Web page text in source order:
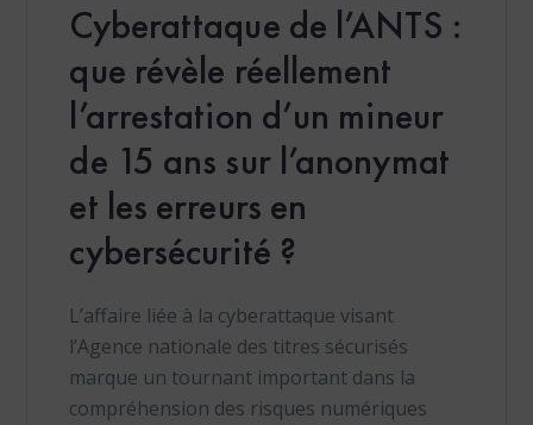
Cyberattaque de l’ANTS :
que révèle réellement
l’arrestation d’un mineur
de 15 ans sur l’anonymat
et les erreurs en
cybersécurité ?
L’affaire liée à la cyberattaque visant
l’Agence nationale des titres sécurisés
marque un tournant important dans la
compréhension des risques numériques